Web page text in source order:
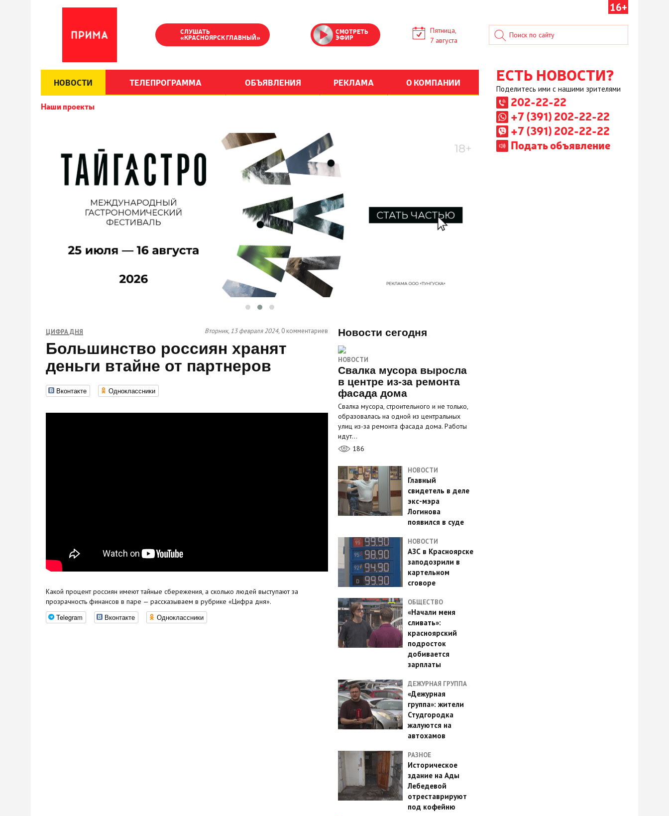
16+
СЛУШАТЬ
«КРАСНОЯРСК ГЛАВНЫЙ»
СМОТРЕТЬ
ЭФИР
Пятница,
7 августа
НОВОСТИ ТЕЛЕПРОГРАММА ОБЪЯВЛЕНИЯ РЕКЛАМА О КОМПАНИИ
Наши проекты
ЕСТЬ НОВОСТИ?
Поделитесь ими с нашими зрителями
202-22-22
+7 (391) 202-22-22
+7 (391) 202-22-22
Подать объявление
ЦИФРА ДНЯ Вторник, 13 февраля 2024, 0 комментариев
Большинство россиян хранят
деньги втайне от партнеров
Вконтакте Одноклассники
Какой процент россиян имеют тайные сбережения, а сколько людей выступают за
прозрачность финансов в паре — рассказываем в рубрике «Цифра дня».
Telegram Вконтакте Одноклассники
Новости сегодня
НОВОСТИ
Свалка мусора выросла
в центре из-за ремонта
фасада дома
Свалка мусора, строительного и не только,
образовалась на одной из центральных
улиц из-за ремонта фасада дома. Работы
идут…
186
НОВОСТИ
Главный
свидетель в деле
экс-мэра
Логинова
появился в суде
НОВОСТИ
АЗС в Красноярске
заподозрили в
картельном
сговоре
ОБЩЕСТВО
«Начали меня
сливать»:
красноярский
подросток
добивается
зарплаты
ДЕЖУРНАЯ ГРУППА
«Дежурная
группа»: жители
Студгородка
жалуются на
автохамов
РАЗНОЕ
Историческое
здание на Ады
Лебедевой
отреставрируют
под кофейню